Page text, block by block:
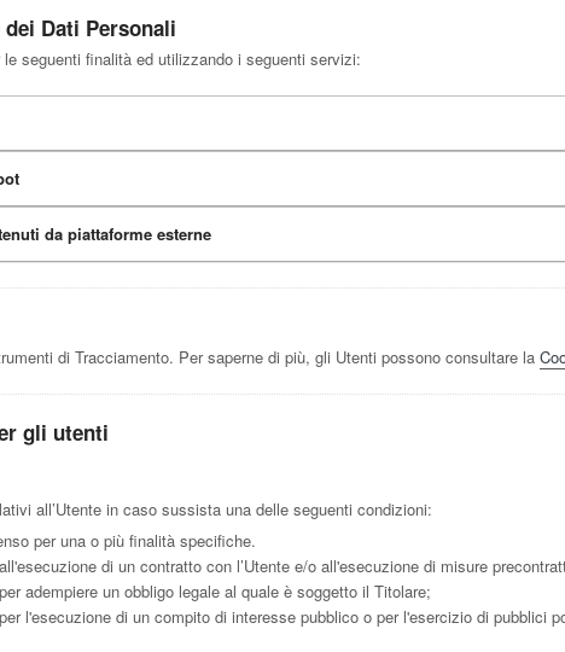
Dati Personali
seguenti finalità ed utilizzando i seguenti servizi:
da piattaforme esterne
di Tracciamento. Per saperne di più, gli Utenti possono consultare la
gli utenti
all’Utente in caso sussista una delle seguenti condizioni:
per una o più finalità specifiche.
di un contratto con l’Utente e/o all'esecuzione di misure
adempiere un obbligo legale al quale è soggetto il Titolare;
l'esecuzione di un compito di interesse pubblico o per l'esercizio di pubblici